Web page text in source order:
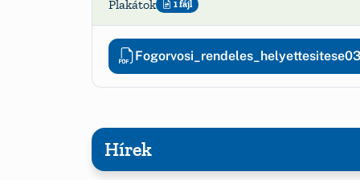
Plakátok 1 fájl
Fogorvosi_rendeles_helyettesitese03
Hírek